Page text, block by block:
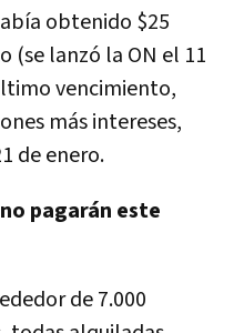
obtenido $25
(se lanzó la ON el 11
vencimiento,
más intereses,
de enero.
pagarán este
de 7.000